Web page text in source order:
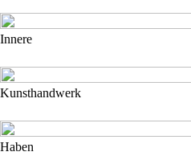
Innere
Kunsthandwerk
Haben